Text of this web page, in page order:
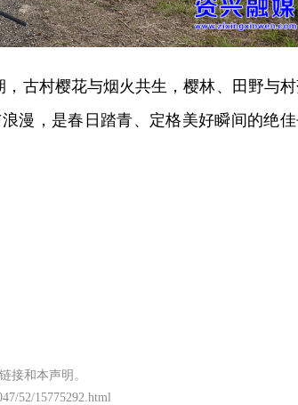
古村樱花与烟火共生，樱林、田野与
漫，是春日踏青、定格美好瞬间的绝
接和本声明。
52/15775292.html